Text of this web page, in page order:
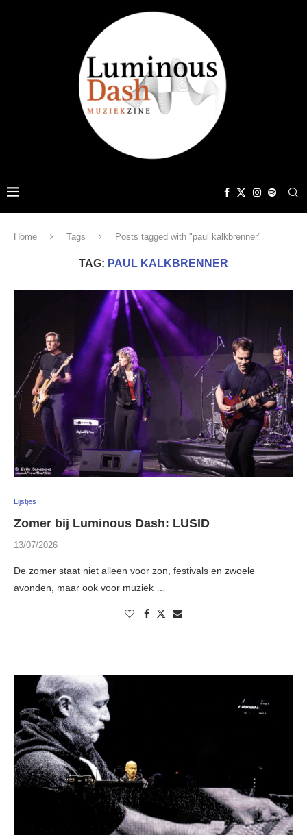
Home Tags Posts tagged with "paul kalkbrenner"
TAG: PAUL KALKBRENNER
Lijstjes
Zomer bij Luminous Dash: LUSID
13/07/2026
De zomer staat niet alleen voor zon, festivals en zwoele
avonden, maar ook voor muziek …